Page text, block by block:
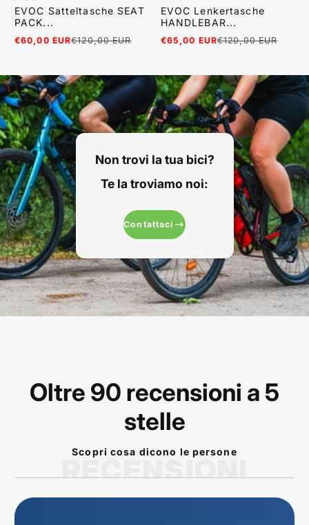
EVOC Satteltasche SEAT
PACK...
Verkaufspreis
€60,00 EUR
Regulärer
€120,00 EUR
EVOC Lenkertasche
HANDLEBAR...
Verkaufspreis
€65,00 EUR
Regulärer
€120,00 EUR
Non trovi la tua bici?
Te la troviamo noi:
Contattaci
Oltre 90 recensioni a 5
stelle
Scopri cosa dicono le persone
RECENSIONI